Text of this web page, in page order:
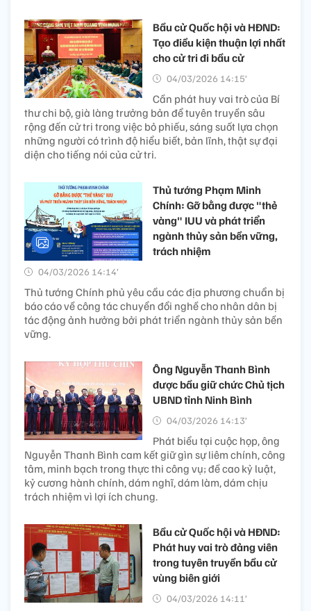
Bầu cử Quốc hội và HĐND:
Tạo điều kiện thuận lợi nhất
cho cử tri đi bầu cử
04/03/2026 14:15’
Cần phát huy vai trò của Bí
thư chi bộ, già làng trưởng bản để tuyên truyền sâu
rộng đến cử tri trong việc bỏ phiếu, sáng suốt lựa chọn
những người có trình độ hiểu biết, bản lĩnh, thật sự đại
diện cho tiếng nói của cử tri.
Thủ tướng Phạm Minh
Chính: Gỡ bằng được "thẻ
vàng" IUU và phát triển
ngành thủy sản bền vững,
trách nhiệm
04/03/2026 14:14’
Thủ tướng Chính phủ yêu cầu các địa phương chuẩn bị
báo cáo về công tác chuyển đổi nghề cho nhân dân bị
tác động ảnh hưởng bởi phát triển ngành thủy sản bền
vững.
Ông Nguyễn Thanh Bình
được bầu giữ chức Chủ tịch
UBND tỉnh Ninh Bình
04/03/2026 14:13’
Phát biểu tại cuộc họp, ông
Nguyễn Thanh Bình cam kết giữ gìn sự liêm chính, công
tâm, minh bạch trong thực thi công vụ; đề cao kỷ luật,
kỷ cương hành chính, dám nghĩ, dám làm, dám chịu
trách nhiệm vì lợi ích chung.
Bầu cử Quốc hội và HĐND:
Phát huy vai trò đảng viên
trong tuyên truyền bầu cử
vùng biên giới
04/03/2026 14:11’